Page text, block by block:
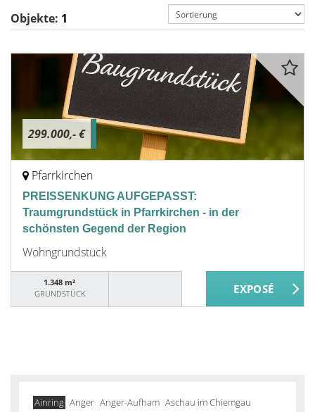
Objekte: 1
299.000,- €
Pfarrkirchen
PREISSENKUNG AUFGEPASST:
Traumgrundstück in Pfarrkirchen - in der
schönsten Gegend der Region
Wohngrundstück
1.348 m²
GRUNDSTÜCK
Ainring Anger Anger-Aufham Aschau im Chiemgau